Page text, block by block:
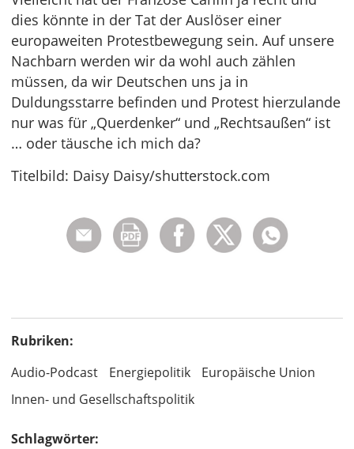
dies könnte in der Tat der Auslöser einer
europaweiten Protestbewegung sein. Auf unsere
Nachbarn werden wir da wohl auch zählen
müssen, da wir Deutschen uns ja in
Duldungsstarre befinden und Protest hierzulande
nur was für „Querdenker“ und „Rechtsaußen“ ist
… oder täusche ich mich da?
Titelbild: Daisy Daisy/shutterstock.com
Rubriken:
Audio-Podcast
Energiepolitik
Europäische Union
Innen- und Gesellschaftspolitik
Schlagwörter: